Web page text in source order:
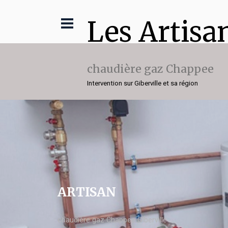
Les
chaudière gaz Chappee
Intervention sur Giberville et sa région
ARTISAN
chaudière gaz Chappee Giberville